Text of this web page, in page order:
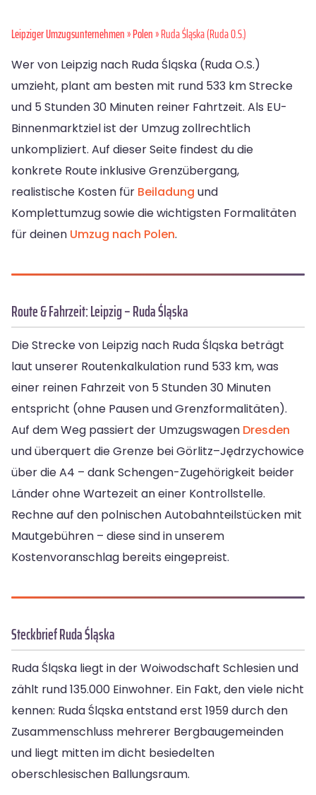
Leipziger Umzugsunternehmen»Polen» Ruda Śląska (Ruda O.S.)
Wer von Leipzig nach Ruda Śląska (Ruda O.S.)
umzieht, plant am besten mit rund 533 km Strecke
und 5 Stunden 30 Minuten reiner Fahrtzeit. Als EU-
Binnenmarktziel ist der Umzug zollrechtlich
unkompliziert. Auf dieser Seite findest du die
konkrete Route inklusive Grenzübergang,
realistische Kosten für Beiladung und
Komplettumzug sowie die wichtigsten Formalitäten
für deinen Umzug nach Polen.
Route & Fahrzeit: Leipzig – Ruda Śląska
Die Strecke von Leipzig nach Ruda Śląska beträgt
laut unserer Routenkalkulation rund 533 km, was
einer reinen Fahrzeit von 5 Stunden 30 Minuten
entspricht (ohne Pausen und Grenzformalitäten).
Auf dem Weg passiert der Umzugswagen Dresden
und überquert die Grenze bei Görlitz–Jędrzychowice
über die A4 – dank Schengen-Zugehörigkeit beider
Länder ohne Wartezeit an einer Kontrollstelle.
Rechne auf den polnischen Autobahnteilstücken mit
Mautgebühren – diese sind in unserem
Kostenvoranschlag bereits eingepreist.
Steckbrief Ruda Śląska
Ruda Śląska liegt in der Woiwodschaft Schlesien und
zählt rund 135.000 Einwohner. Ein Fakt, den viele nicht
kennen: Ruda Śląska entstand erst 1959 durch den
Zusammenschluss mehrerer Bergbaugemeinden
und liegt mitten im dicht besiedelten
oberschlesischen Ballungsraum.